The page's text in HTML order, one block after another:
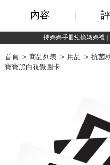
首頁 商品列表 用品 抗菌
寶寶黑白視覺圖卡
內容